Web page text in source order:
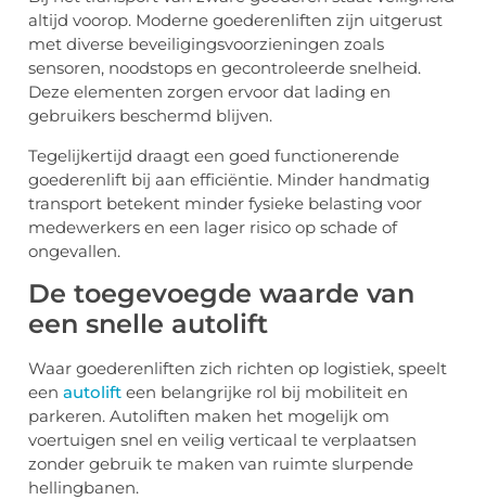
altijd voorop. Moderne goederenliften zijn uitgerust
met diverse beveiligingsvoorzieningen zoals
sensoren, noodstops en gecontroleerde snelheid.
Deze elementen zorgen ervoor dat lading en
gebruikers beschermd blijven.
Tegelijkertijd draagt een goed functionerende
goederenlift bij aan efficiëntie. Minder handmatig
transport betekent minder fysieke belasting voor
medewerkers en een lager risico op schade of
ongevallen.
De toegevoegde waarde van
een snelle autolift
Waar goederenliften zich richten op logistiek, speelt
een autolift een belangrijke rol bij mobiliteit en
parkeren. Autoliften maken het mogelijk om
voertuigen snel en veilig verticaal te verplaatsen
zonder gebruik te maken van ruimte slurpende
hellingbanen.